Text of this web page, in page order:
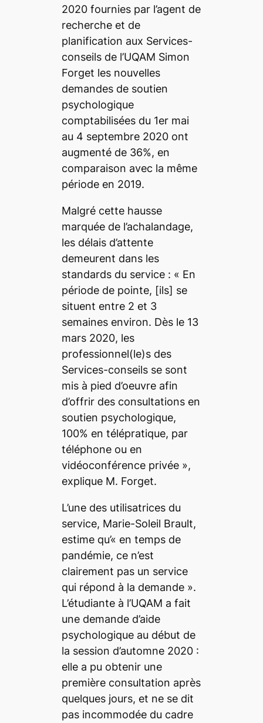
2020 fournies par l’agent de
recherche et de
planification aux Services-
conseils de l’UQAM Simon
Forget les nouvelles
demandes de soutien
psychologique
comptabilisées du 1ermai
au 4 septembre 2020 ont
augmenté de 36%, en
comparaison avec la même
période en 2019.
Malgré cette hausse
marquée de l’achalandage,
les délais d’attente
demeurent dans les
standards du service : « En
période de pointe, [ils] se
situent entre 2 et 3
semaines environ. Dès le 13
mars 2020, les
professionnel(le)s des
Services-conseils se sont
mis à pied d’oeuvre afin
d’offrir des consultations en
soutien psychologique,
100% en télépratique, par
téléphone ou en
vidéoconférence privée »,
explique M. Forget.
L’une des utilisatrices du
service, Marie-Soleil Brault,
estime qu’« en temps de
pandémie, ce n’est
clairement pas un service
qui répond à la demande ».
L’étudiante à l’UQAM a fait
une demande d’aide
psychologique au début de
la session d’automne 2020 :
elle a pu obtenir une
première consultation après
quelques jours, et ne se dit
pas incommodée du cadre